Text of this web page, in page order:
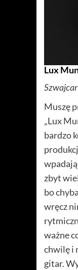
Lux
Muszę
„Lux
bardzo
zbyt
bo
wręcz
ważne
chwilę i
gitar.